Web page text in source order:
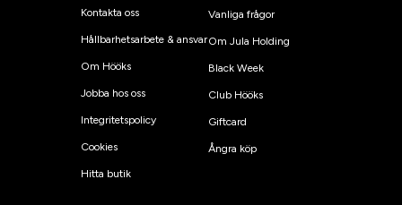
Kontakta oss
Hållbarhetsarbete & ansvar
Om Hööks
Jobba hos oss
Integritetspolicy
Cookies
Hitta butik
Vanliga frågor
Om Jula Holding
Black Week
Club Hööks
Giftcard
Ångra köp